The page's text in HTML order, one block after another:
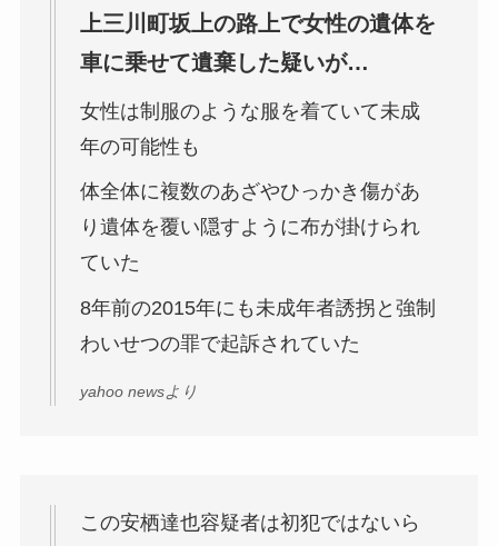
上三川町坂上の路上で女性の遺体を
車に乗せて遺棄した疑いが…
女性は制服のような服を着ていて未成
年の可能性も
体全体に複数のあざやひっかき傷があ
り遺体を覆い隠すように布が掛けられ
ていた
8年前の2015年にも未成年者誘拐と強制
わいせつの罪で起訴されていた
yahoo newsより
この安栖達也容疑者は初犯ではないら